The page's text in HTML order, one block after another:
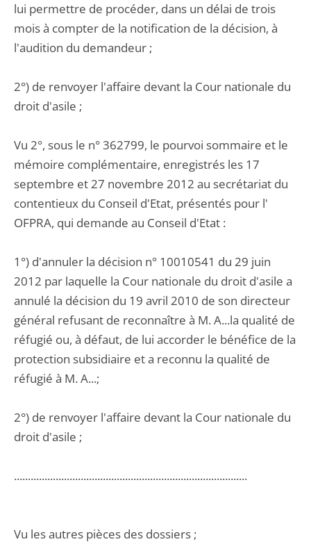
lui permettre de procéder, dans un délai de trois
mois à compter de la notification de la décision, à
l'audition du demandeur ;
2°) de renvoyer l'affaire devant la Cour nationale du
droit d'asile ;
Vu 2°, sous le n° 362799, le pourvoi sommaire et le
mémoire complémentaire, enregistrés les 17
septembre et 27 novembre 2012 au secrétariat du
contentieux du Conseil d'Etat, présentés pour l'
OFPRA, qui demande au Conseil d'Etat :
1°) d'annuler la décision n° 10010541 du 29 juin
2012 par laquelle la Cour nationale du droit d'asile a
annulé la décision du 19 avril 2010 de son directeur
général refusant de reconnaître à M. A...la qualité de
réfugié ou, à défaut, de lui accorder le bénéfice de la
protection subsidiaire et a reconnu la qualité de
réfugié à M. A...;
2°) de renvoyer l'affaire devant la Cour nationale du
droit d'asile ;
....................................................................................
Vu les autres pièces des dossiers ;